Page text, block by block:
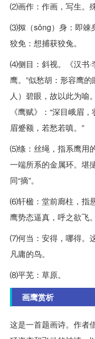
⑵画作：作画，写生。
⑶㧐（sǒng）身：即竦
狡免：想捕获狡兔。
⑷侧目：斜视。《汉书·
鹰。”似愁胡：形容鹰
人）碧眼，故以此为喻
《鹰赋》：“深目峨眉
眉蹙额，若愁若嗔。”
⑸绦：丝绳，指系鹰用
一端所系的金属环。堪
同“摘”。
⑹轩楹：堂前廊柱，指
鹰势态逼真，呼之欲飞。
⑺何当：安得，哪得。
凡庸的鸟。
⑻平芜：草原。
画鹰赏析
这是一首题画诗。作者